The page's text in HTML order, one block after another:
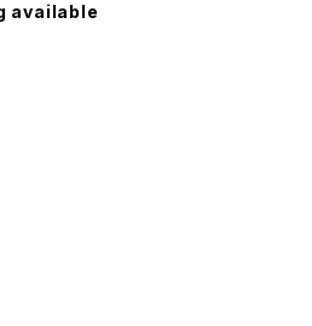
available